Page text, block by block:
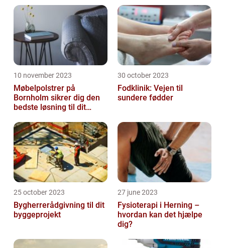
10 november 2023
Møbelpolstrer på
Bornholm sikrer dig den
bedste løsning til dit
30 october 2023
Fodklinik: Vejen til
sundere fødder
25 october 2023
Bygherrerådgivning til dit
byggeprojekt
27 june 2023
Fysioterapi i Herning –
hvordan kan det hjælpe
dig?